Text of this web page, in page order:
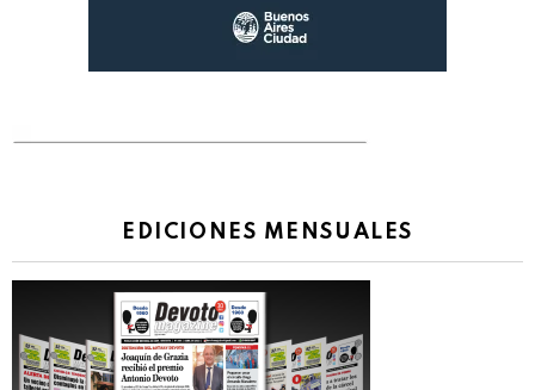
EDICIONES MENSUALES